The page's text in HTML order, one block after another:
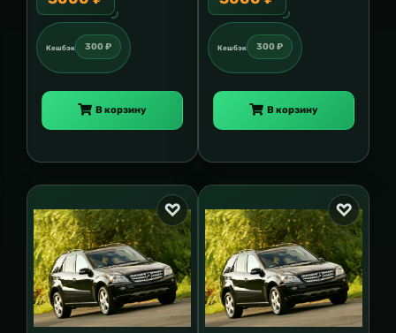
Кешбэк 300 ₽
В корзину
Кешбэк 300 ₽
В корзину